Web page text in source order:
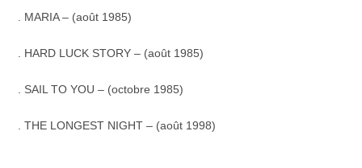
. MARIA – (août 1985)
. HARD LUCK STORY – (août 1985)
. SAIL TO YOU – (octobre 1985)
.THE LONGEST NIGHT – (août 1998)